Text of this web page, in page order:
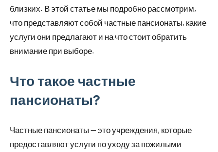
близких. В этой статье мы подробно рассмотрим,
что представляют собой частные пансионаты, какие
услуги они предлагают и на что стоит обратить
внимание при выборе.
Что такое частные
пансионаты?
Частные пансионаты — это учреждения, которые
предоставляют услуги по уходу за пожилыми